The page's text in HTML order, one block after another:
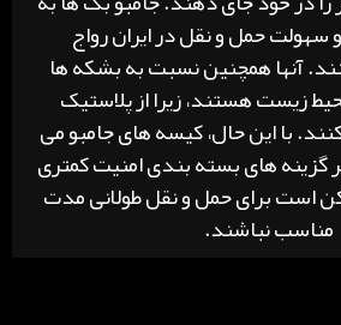
سهولت حمل و نقل در ایران رواج
آنها همچنین نسبت به بشکه ها
زیست هستند، زیرا از پلاستیک
با این حال، کیسه های جامبو می
گزینه های بسته بندی امنیت کمتری
است برای حمل و نقل طولانی مدت
مناسب نباشند.